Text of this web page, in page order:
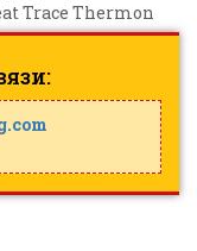
Trace Thermon